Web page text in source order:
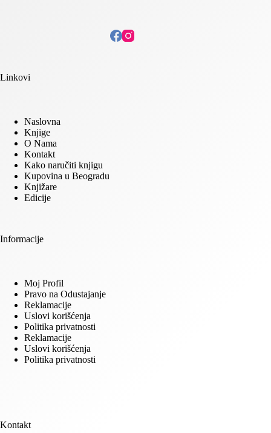
Linkovi
Naslovna
Knjige
O Nama
Kontakt
Kako naručiti knjigu
Kupovina u Beogradu
Knjižare
Edicije
Informacije
Moj Profil
Pravo na Odustajanje
Reklamacije
Uslovi korišćenja
Politika privatnosti
Reklamacije
Uslovi korišćenja
Politika privatnosti
Kontakt